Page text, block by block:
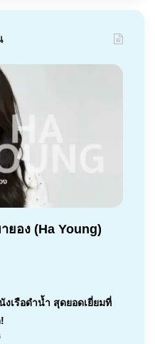
ยอง (Ha Young)
งเรือดำน้ำ สุดยอดเยี่ยมที่